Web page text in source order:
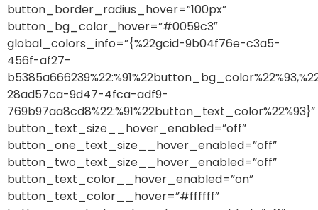
button_border_radius_hover=”100px”
button_bg_color_hover=”#0059c3″
global_colors_info=”{%22gcid-9b04f76e-c3a5-
456f-af27-
28ad57ca-9d47-4fca-adf9-
769b97aa8cd8%22:%91%22button_text_color%22%93}”
button_text_size__hover_enabled=”off”
button_one_text_size__hover_enabled=”off”
button_two_text_size__hover_enabled=”off”
button_text_color__hover_enabled=”on”
button_text_color__hover=”#ffffff”